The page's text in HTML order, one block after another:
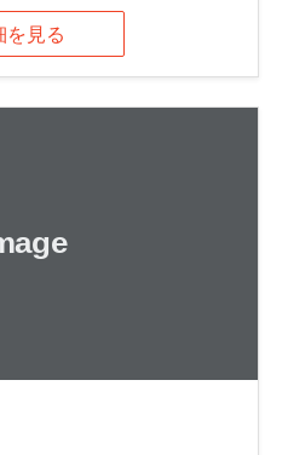
を見る